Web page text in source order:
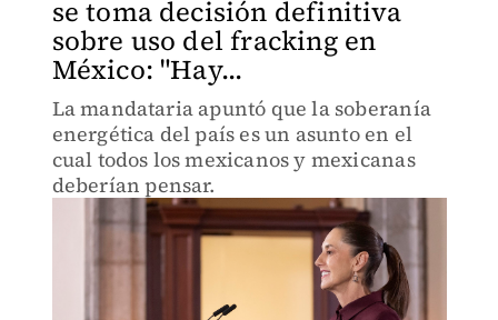
se toma decisión definitiva
sobre uso del fracking en
México: "Hay...
La mandataria apuntó que la soberanía
energética del país es un asunto en el
cual todos los mexicanos y mexicanas
deberían pensar.